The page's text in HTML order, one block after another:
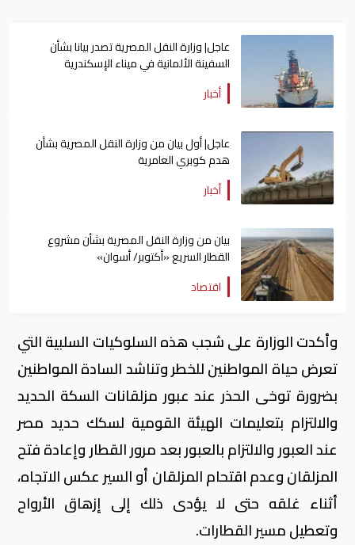
عاجل| وزارة النقل المصرية تصدر بيانا بشأن
السفينة الألمانية في ميناء الإسكندرية
أخبار
عاجل| أول بيان من وزارة النقل المصرية بشأن
هدم كوبري العامرية
أخبار
بيان من وزارة النقل المصرية بشأن مشروع
القطار السريع «أكتوبر/ أسوان»
اقتصاد
وأكدت الوزارة على شجب هذه السلوكيات السلبية التي
تعرض حياة المواطنين للخطر وتناشد السادة المواطنين
بضرورة توخى الحذر عند عبور مزلقانات السكة الحديد
والالتزام بتعليمات الهيئة القومية لسكك حديد مصر
عند العبور والالتزام بالعبور بعد مرور القطار وإعادة فتح
المزلقان وعدم اقتحام المزلقان أو السير عكس الاتجاه،
أثناء غلقه حتى لا يؤدى ذلك إلى إزهاق الأرواح
وتعطيل مسير القطارات.